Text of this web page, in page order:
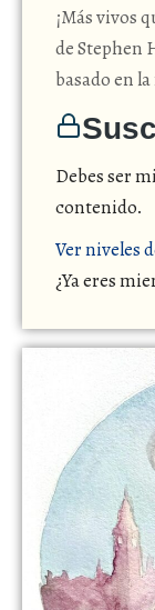
¡Más vivos
de Stephen
basado en
Debes ser
contenido.
Ver niveles
¿Ya eres